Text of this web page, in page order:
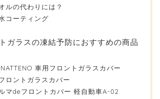
ルの代わりには？
コーティング
ガラスの凍結予防におすすめの商品
車用フロントガラスカバー
ロントガラスカバー
マdeフロントカバー 軽自動車A-02